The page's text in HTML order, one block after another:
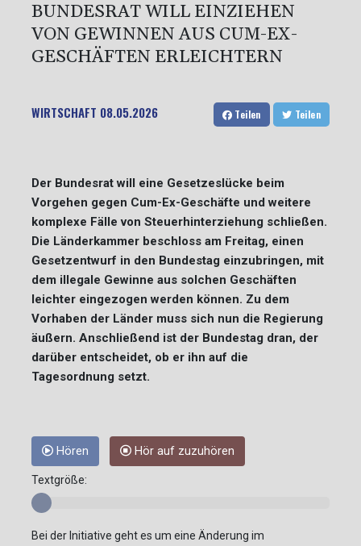
BUNDESRAT WILL EINZIEHEN
VON GEWINNEN AUS CUM-EX-
GESCHÄFTEN ERLEICHTERN
WIRTSCHAFT 08.05.2026 Teilen Teilen
Der Bundesrat will eine Gesetzeslücke beim
Vorgehen gegen Cum-Ex-Geschäfte und weitere
komplexe Fälle von Steuerhinterziehung schließen.
Die Länderkammer beschloss am Freitag, einen
Gesetzentwurf in den Bundestag einzubringen, mit
dem illegale Gewinne aus solchen Geschäften
leichter eingezogen werden können. Zu dem
Vorhaben der Länder muss sich nun die Regierung
äußern. Anschließend ist der Bundestag dran, der
darüber entscheidet, ob er ihn auf die
Tagesordnung setzt.
Hören Hör auf zuzuhören
Textgröße:
Bei der Initiative geht es um eine Änderung im